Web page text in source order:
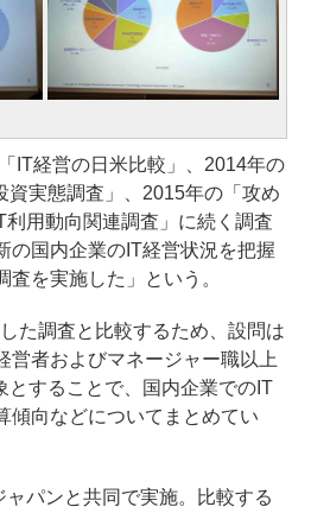
IT経営の日米比較」、2014年の
資実態調査」、2015年の「攻め
用動向関連調査」に続く調査
の国内企業のIT経営状況を把握
を実施した」という。
た調査と比較するため、設問は
営者およびマネージャー職以上
とすることで、国内企業でのIT
傾向などについてまとめてい
パンと共同で実施。比較する